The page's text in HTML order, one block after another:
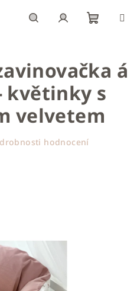
košíká
květinky s
velvetem
hodnocení